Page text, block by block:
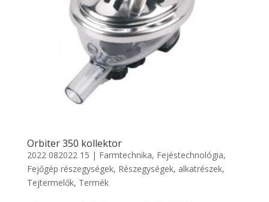
Orbiter 350 kollektor
2022 082022 15 | Farmtechnika, Fejéstechnológia,
Fejőgép részegységek, Részegységek, alkatrészek,
Tejtermelők, Termék